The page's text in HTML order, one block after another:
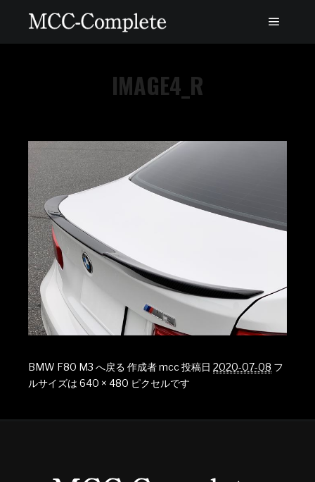
IMAGE4_R
BMW F80 M3 へ戻る 作成者mcc投稿日 2020-07-08 フ
ルサイズは 640 × 480 ピクセルです